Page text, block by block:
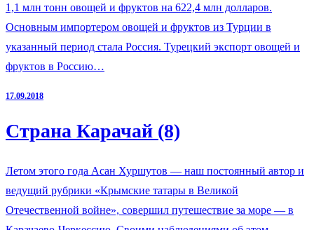
1,1 млн тонн овощей и фруктов на 622,4 млн долларов.
Основным импортером овощей и фруктов из Турции в
указанный период стала Россия. Турецкий экспорт овощей и
фруктов в Россию…
17.09.2018
Страна Карачай (8)
Летом этого года Асан Хуршутов — наш постоянный автор и
ведущий рубрики «Крымские татары в Великой
Отечественной войне», совершил путешествие за море — в